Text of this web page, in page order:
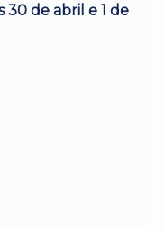
30 de abril e 1 de